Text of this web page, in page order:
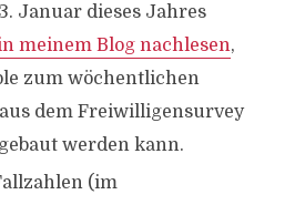
Januar dieses Jahres
meinem Blog nachlesen,
zum wöchentlichen
dem Freiwilligensurvey
werden kann.
(im